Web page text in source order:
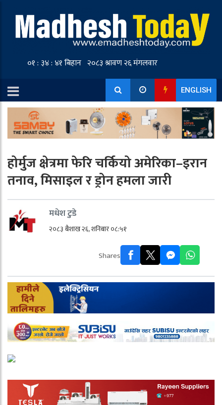
ENGLISH
होर्मुज क्षेत्रमा फेरि चर्कियो अमेरिका–इरान
तनाव, मिसाइल र ड्रोन हमला जारी
मधेश टुडे
२०८३ बैशाख २६, शनिबार ०८:५१
Shares